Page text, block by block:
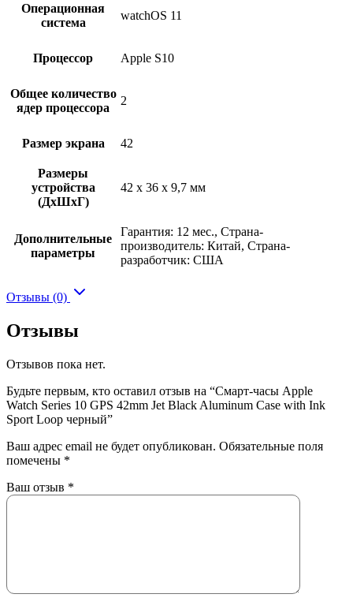
Операционная
система
watchOS 11
Процессор Apple S10
Общее количество
ядер процессора
2
Размер экрана 42
Размеры
устройства
(ДхШхГ)
42 x 36 x 9,7 мм
Дополнительные
параметры
Гарантия: 12 мес., Страна-
производитель: Китай, Страна-
разработчик: США
Отзывы (0)
Отзывы
Отзывов пока нет.
Будьте первым, кто оставил отзыв на “Смарт-часы Apple
Watch Series 10 GPS 42mm Jet Black Aluminum Case with Ink
Sport Loop черный”
Ваш адрес email не будет опубликован. Обязательные поля
помечены *
Ваш отзыв *